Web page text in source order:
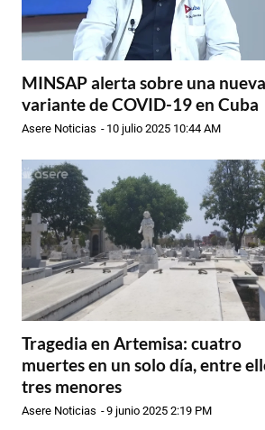
MINSAP alerta sobre una nueva
variante de COVID-19 en Cuba
Asere Noticias - 10 julio 2025 10:44 AM
Tragedia en Artemisa: cuatro
muertes en un solo día, entre
tres menores
Asere Noticias -9 junio 2025 2:19 PM